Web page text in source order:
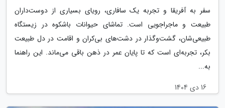
سفر به آفریقا و تجربه یک سافاری، رویای بسیاری از دوست‌داران
طبیعت و ماجراجویی است. تماشای حیوانات باشکوه در زیستگاه
طبیعی‌شان، گشت‌وگذار در دشت‌های بی‌کران و اقامت در دل طبیعت
بکر، تجربه‌ای است که تا پایان عمر در ذهن باقی می‌ماند. این راهنما
به...
16 دی 1404